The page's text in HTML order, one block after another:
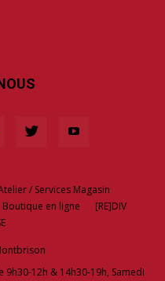
/ Services Magasin
Boutique en ligne
[RE]DIV
12h & 14h30-19h, Samedi